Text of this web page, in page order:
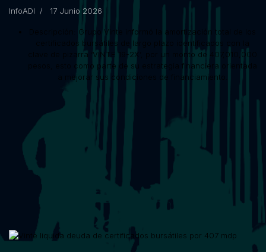
InfoADI 17 Junio 2026
Grupo Vinte informó la amortización total de los
certificados bursátiles de largo plazo identificados con la
clave de pizarra ‘VINTE 19-2X’, por un monto de 407,010,000
pesos, esto como parte de su estrategia financiera orientada
a mejorar sus condiciones de financiamiento.